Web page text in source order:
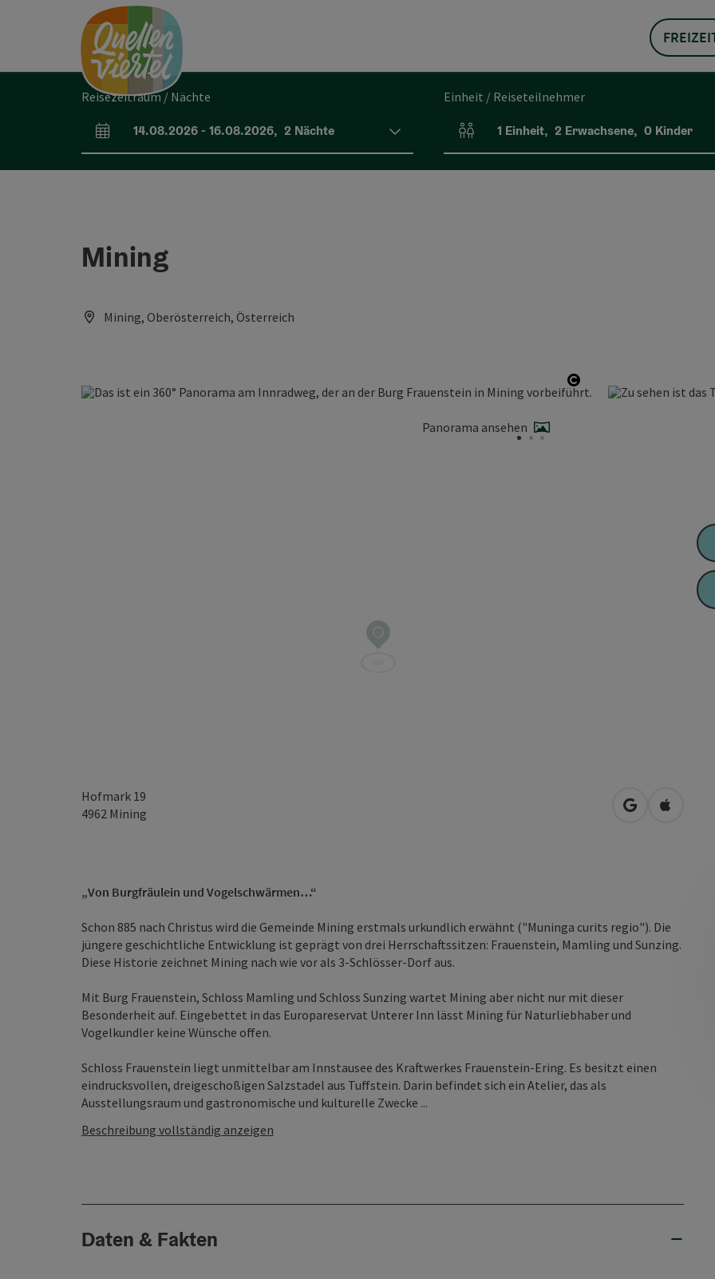
Zum InhaltAccesskey
[0]
Zur NavigationAccesskey
Zum Seitenanfang Accesskey
Reisezeitraum / Nächte
An- und Abreisefelder
14.08.2026- 16.08.2026, 2 Nächte
Einheit / Reiseteilnehmer
Einheitenanzahl und Personenfelder
1 Einheit, 2 Erwachsene, 0 Kinder
Mining
Mining, Oberösterreich, Österreich
Copyright öffnen
Panorama ansehen
Hofmark 19
4962 Mining in Googlein Apple
„Von Burgfräulein und Vogelschwärmen…“
Schon 885 nach Christus wird die Gemeinde Mining erstmals urkundlich erwähnt ("Muninga curits regio"). Die
jüngere geschichtliche Entwicklung ist geprägt von drei Herrschaftssitzen: Frauenstein, Mamling und Sunzing.
Diese Historie zeichnet Mining nach wie vor als 3-Schlösser-Dorf aus.
Mit Burg Frauenstein, Schloss Mamling und Schloss Sunzing wartet Mining aber nicht nur mit dieser
Besonderheit auf. Eingebettet in das Europareservat Unterer Inn lässt Mining für Naturliebhaber und
Vogelkundler keine Wünsche offen.
Schloss Frauenstein liegt unmittelbar am Innstausee des Kraftwerkes Frauenstein-Ering. Es besitzt einen
eindrucksvollen, dreigeschoßigen Salzstadel aus Tuffstein. Darin befindet sich ein Atelier, das als
Ausstellungsraum und gastronomische und kulturelle Zwecke ...
Beschreibung vollständig anzeigen
Daten & Fakten